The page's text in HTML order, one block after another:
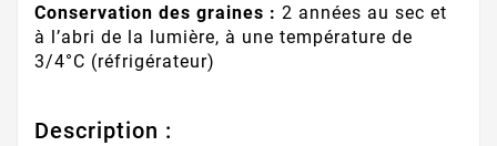
Conservation des graines : 2 années au sec et
à l’abri de la lumière, à une température de
3/4°C (réfrigérateur)
Description :